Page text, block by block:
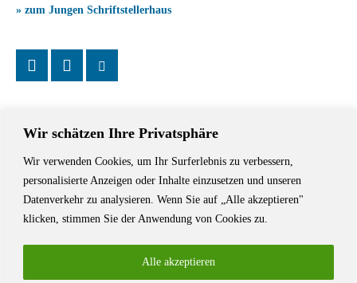
Wir schätzen Ihre Privatsphäre
Wir verwenden Cookies, um Ihr Surferlebnis zu verbessern,
personalisierte Anzeigen oder Inhalte einzusetzen und unseren
Datenverkehr zu analysieren. Wenn Sie auf „Alle akzeptieren"
klicken, stimmen Sie der Anwendung von Cookies zu.
Alle akzeptieren
» zum Jungen Schriftstellerhaus
Das Schriftstellerhaus ist ein beliebter Treffpunkt für Autorinnen und
Autoren aus Stuttgart und der Region sowie ein Veranstaltungsort für
Lesungen, Tagungen und Schreibwerkstätten.